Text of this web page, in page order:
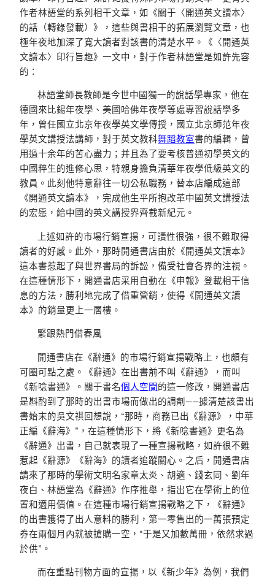
作者林語堂的系列相干文章，如《關于〈開通英文讀本〉
的話（轉錄發載）》，這些與書相干的拓展瀏覽文章，也
極年夜地加深了寬大讀者對該書的清楚水平。《〈開通英
文讀本〉印行旨趣》一文中，對于作者林語堂是如許先容
的：
林語堂師長教師是今世中國獨一的說話學專家，他在
德國來比錫年夜學、美國哈佛年夜學等處專習說話學多
年，曾任國立北京年夜學英文學傳授，國立北京師范年夜
學英文講授法講師，對于英文教科舞蹈教室書的編輯，曾
用過十余年的苦心盡力；并且為了要考核普通初學英文的
中國粹生的進修心思，特親身擔負清華年夜學低級英文的
教員。此刻他特意辭往一切公私職務，替本店編成這部
《開通英文讀本》，完成他生平所抱改革中國英文講授法
的宏愿，給中國的英文講授界齊截新紀元。
上述如許的市場行銷宣揚，可讀性很強，很不難取得
讀者的好感。此外，那時開通書店由於《開通英文讀本》
這本書惹起了與世界書局的訴訟，備受社會各界的注視。
在這種情形下，開通書店采用自動在《申報》登載相干信
息的方法，勝利地完成了借重營銷，使得《開通英文讀
本》的銷量更上一層樓。
緊跟熱門借春風
開通書店在《辭通》的市場行銷宣揚戰略上，也頗有
可圈可點之處。《辭通》在出書前不叫《辭通》，而叫
《新唸書通》。關于書名個人空間的這一修改，開通書店
是斟酌到了那時的出書市場而做出的調劑——據清楚該書出
書始末的吳文祺回想說，“那時，商務已出《辭源》，中華
正編《辭海》”，在這種情形下，將《新唸書通》更名為
《辭通》出書，自己就表現了一種宣揚戰略，如許很不難
惹起《辭源》《辭海》的讀者追蹤關心。之后，開通書店
請來了那時的學術文明名家章太炎、胡適、錢玄同、劉年
夜白、林語堂為《辭通》作序推舉，指出它在學術上的位
置和適用價值。在這種市場行銷宣揚戰略之下，《辭通》
的出書獲得了出人意料的勝利，第一零售出的一萬張預定
券在兩個月內就被搶購一空，“于是又加數萬冊，依然求過
於供”。
而在重點刊物方面的宣揚，以《新少年》為例，我們